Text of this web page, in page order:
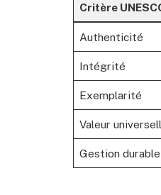
Critère
Authenticité
Intégrité
Exemplarité
Valeur
Gestion durable